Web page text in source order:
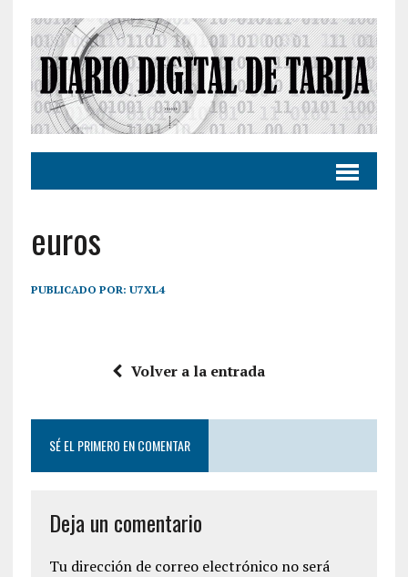
euros
PUBLICADO POR: U7XL4
Volver a la entrada
SÉ EL PRIMERO EN COMENTAR
Deja un comentario
Tu dirección de correo electrónico no será